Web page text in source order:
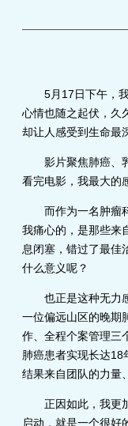
5月17日下午，我
心情也随之起伏，久
却让人感受到生命最
影片聚焦肺癌、乳
看完电影，我最大的
而作为一名肿瘤科
我痛心的，是那些来
息闭塞，错过了最佳
什么意义呢？
也正是这种无力感
一位偏远山区的晚期
作、全程个案管理三
肺癌患者实现长达18
结果来自团队的力量
正因如此，我更加
启动，就是一个很好